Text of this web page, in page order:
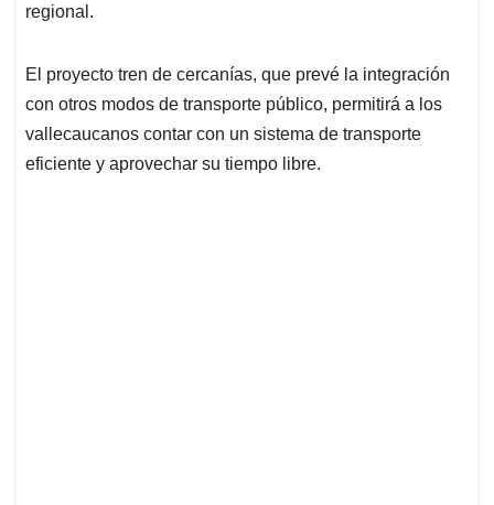
regional.
El proyecto tren de cercanías, que prevé la integración
con otros modos de transporte público, permitirá a los
vallecaucanos contar con un sistema de transporte
eficiente y aprovechar su tiempo libre.